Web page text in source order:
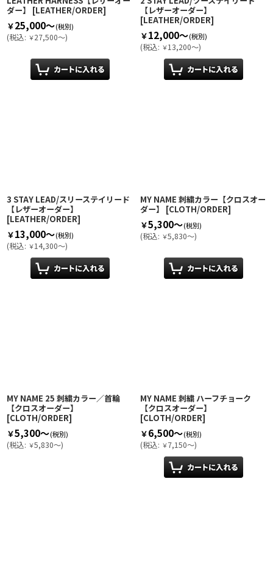
ダー】
[LEATHER/ORDER]
￥25,000～(税別)
(税込: ￥27,500～)
【レザーオーダー】
[LEATHER/ORDER]
￥12,000～(税別)
(税込: ￥13,200～)
3 STAY LEAD/スリーステイリード
【レザーオーダー】
[LEATHER/ORDER]
￥13,000～(税別)
(税込: ￥14,300～)
MY NAME 刺繍カラー【クロスオー
ダー】
[CLOTH/ORDER]
￥5,300～(税別)
(税込: ￥5,830～)
MY NAME 25 刺繍カラー／首輪
【クロスオーダー】
[CLOTH/ORDER]
￥5,300～(税別)
(税込: ￥5,830～)
MY NAME 刺繍 ハーフチョーク
【クロスオーダー】
[CLOTH/ORDER]
￥6,500～(税別)
(税込: ￥7,150～)